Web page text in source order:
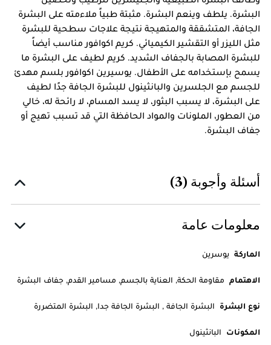
البشرة. يلطف وينعم البشرة. مثبتة طبياً ملاءمته على البشرة
الجافة، المتشققة والمتهيجة نتيجة علاجات سطحية للبشرة
مثل الليزر أو التقشير الكيميائي. كريم اكوافور مناسب أيضاً
للبشرة المصابة بالجفاف الشديد. كريم لطيف على البشرة ما
يسمح بإستخدامه على الأطفال. يوسيرين اكوافور بلسم مهدئ
للجسم مع الجلسرين والبانثينول للبشرة الجافة جدًا لطيف
على البشرة، لا يسبب البثور، لا يسد المسام، لا رائحة له، خالي
من العطور، الملونات والمواد الحافظة التي قد تسبب تهيج أو
جفاف البشرة.
أسئلة وأجوبة (3)
معلومات عامة
الماركة يوسرين
الاهتمام مقاومة الحكة, العناية بالجسم, مسامير القدم, جفاف البشرة
نوع البشرة البشرة الجافة , البشرة الجافة جدا, البشرة المتضررة
المكونات البانثينول